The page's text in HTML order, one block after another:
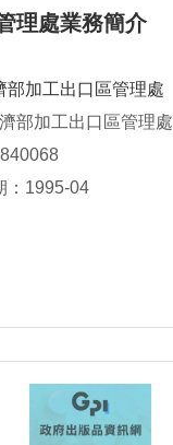
理處業務簡介
部加工出口區管理處
部加工出口區管理處
：1995-04